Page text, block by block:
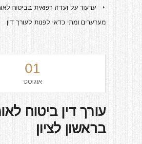
ערעור על ועדה רפואית בביטוח
מערערים ומתי כדאי לפנות לעורך דין
01
אוגוסט
עורך דין ביטוח
בראשון לציון